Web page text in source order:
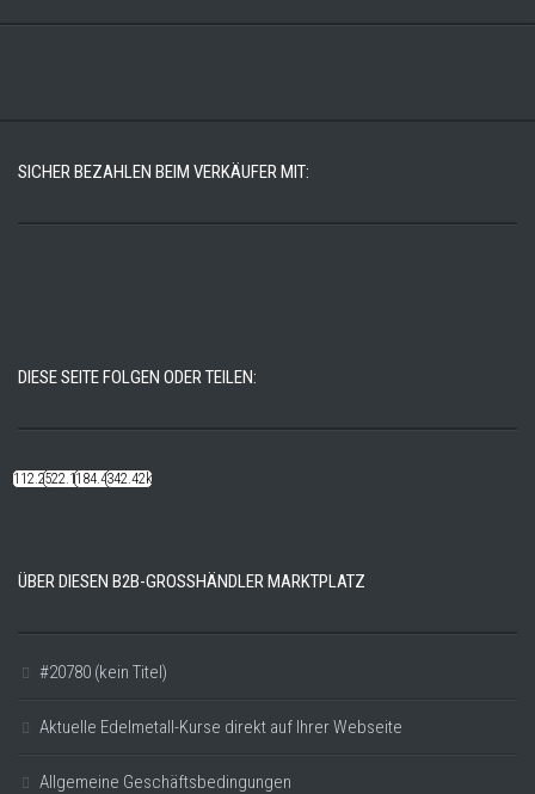
SICHER BEZAHLEN BEIM VERKÄUFER MIT:
DIESE SEITE FOLGEN ODER TEILEN:
112.22k522.14k184.48k342.42k
ÜBER DIESEN B2B-GROSSHÄNDLER MARKTPLATZ
#20780 (kein Titel)
Aktuelle Edelmetall-Kurse direkt auf Ihrer Webseite
Allgemeine Geschäftsbedingungen